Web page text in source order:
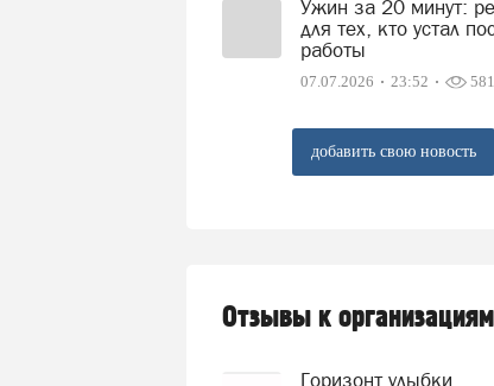
Ужин за 20 минут:
для тех, кто устал
работы
07.07.2026 23:52 581
добавить свою новость
Отзывы к организациям
Горизонт улыбки